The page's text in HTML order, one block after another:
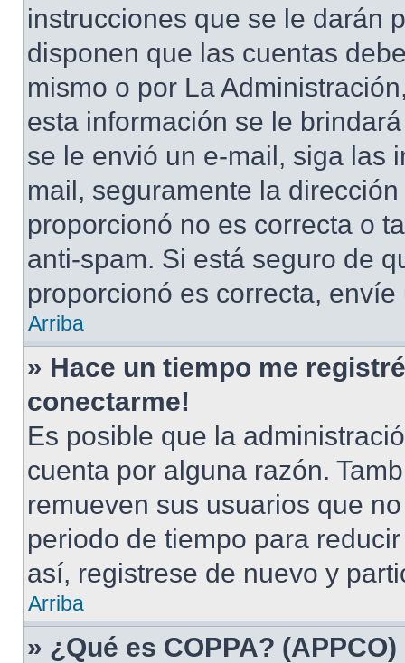
instrucciones que se le darán
disponen que las cuentas
mismo o por La
esta información se le
se le envió un e-mail, siga las
mail, seguramente la
proporcionó no es correcta o
anti-spam. Si está seguro de
proporcionó es correcta,
Arriba
» Hace un tiempo me
conectarme!
Es posible que la
cuenta por alguna razón.
remueven sus usuarios que
periodo de tiempo para
así, registrese de nuevo y
Arriba
» ¿Qué es COPPA? (APPCO)